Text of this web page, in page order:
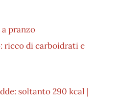
pranzo
ricco di carboidrati e
soltanto 290 kcal |